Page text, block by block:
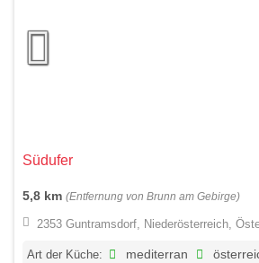
Südufer
5,8 km (Entfernung von Brunn am Gebirge)
2353 Guntramsdorf, Niederösterreich,
Art der Küche: mediterran